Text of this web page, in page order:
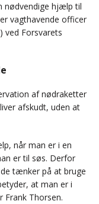
nødvendige hjælp til
vagthavende officer
ved Forsvarets
af nødraketter
afskudt, uden at
når man er i en
er til søs. Derfor
tænker på at bruge
at man er i
Frank Thorsen.